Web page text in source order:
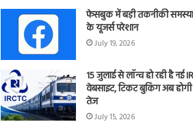
फेसबुक में बड़ी तकनीकी
के यूजर्स परेशान
July 19, 2026
15 जुलाई से लॉन्च हो रही है नई
वेबसाइट, टिकट बुकिंग अब
तेज
July 15, 2026